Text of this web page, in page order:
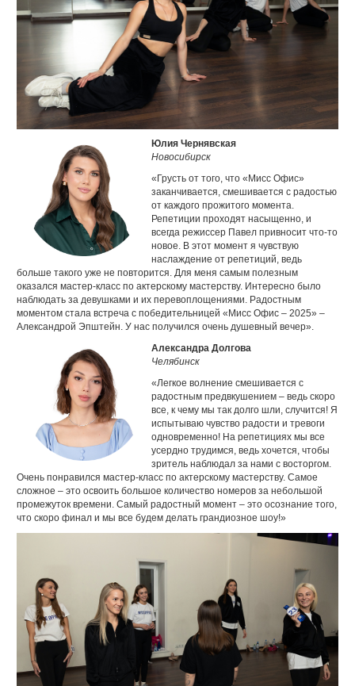
Юлия Чернявская
Новосибирск
«Грусть от того, что «Мисс Офис»
заканчивается, смешивается с радостью
от каждого прожитого момента.
Репетиции проходят насыщенно, и
всегда режиссер Павел привносит что-то
новое. В этот момент я чувствую
наслаждение от репетиций, ведь
больше такого уже не повторится. Для меня самым полезным
оказался мастер-класс по актерскому мастерству. Интересно было
наблюдать за девушками и их перевоплощениями. Радостным
моментом стала встреча с победительницей «Мисс Офис – 2025» –
Александрой Эпштейн. У нас получился очень душевный вечер».
Александра Долгова
Челябинск
«Легкое волнение смешивается с
радостным предвкушением – ведь скоро
все, к чему мы так долго шли, случится! Я
испытываю чувство радости и тревоги
одновременно! На репетициях мы все
усердно трудимся, ведь хочется, чтобы
зритель наблюдал за нами с восторгом.
Очень понравился мастер-класс по актерскому мастерству. Самое
сложное – это освоить большое количество номеров за небольшой
промежуток времени. Самый радостный момент – это осознание того,
что скоро финал и мы все будем делать грандиозное шоу!»